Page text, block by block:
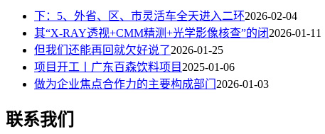
下：5、外省、区、市灵活车全天进入二环2026-02-04
其“X-RAY透视+CMM精测+光学影像核查”的闭 2026-01-11
但我们还能再回就欠好说了2026-01-25
项目开工丨广东百森饮料项目 2025-01-06
做为企业焦点合作力的主要构成部门 2026-01-03
联系我们